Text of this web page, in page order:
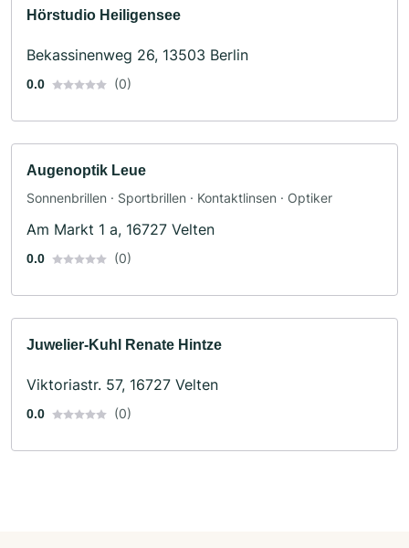
Hörstudio Heiligensee
Bekassinenweg 26, 13503 Berlin
0.0 (0)
Augenoptik Leue
Sonnenbrillen · Sportbrillen · Kontaktlinsen · Optiker
Am Markt 1 a, 16727 Velten
0.0 (0)
Juwelier-Kuhl Renate Hintze
Viktoriastr. 57, 16727 Velten
0.0 (0)